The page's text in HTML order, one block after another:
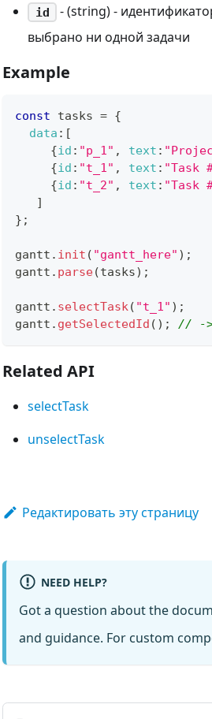
id - (string) -
выбрано ни одной задачи
Example
const tasks = {
data : [
{id : "p_1" , text :
{id : "t_1" , text : "Task
{id : "t_2" , text : "Task
]
} ;
gantt . init ( "gantt_here" ) ;
gantt . parse(tasks) ;
gantt . selectTask( "t_1" ) ;
gantt . getSelectedId ( ) ; // -
Related API
selectTask
unselectTask
Редактировать эту страницу
NEED HELP?
Got a question about the
and guidance. For custom